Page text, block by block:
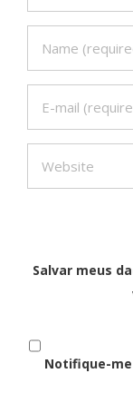
Salvar meus
Notifique-